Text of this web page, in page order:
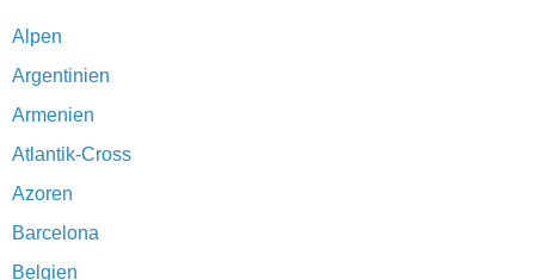
Alpen
Argentinien
Armenien
Atlantik-Cross
Azoren
Barcelona
Belgien